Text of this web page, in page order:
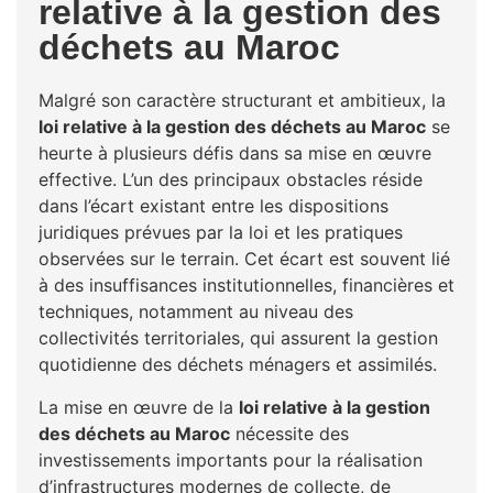
relative à la gestion des
déchets au Maroc
Malgré son caractère structurant et ambitieux, la
loi relative à la gestion des déchets au Maroc se
heurte à plusieurs défis dans sa mise en œuvre
effective. L’un des principaux obstacles réside
dans l’écart existant entre les dispositions
juridiques prévues par la loi et les pratiques
observées sur le terrain. Cet écart est souvent lié
à des insuffisances institutionnelles, financières et
techniques, notamment au niveau des
collectivités territoriales, qui assurent la gestion
quotidienne des déchets ménagers et assimilés.
La mise en œuvre de la loi relative à la gestion
des déchets au Maroc nécessite des
investissements importants pour la réalisation
d’infrastructures modernes de collecte, de